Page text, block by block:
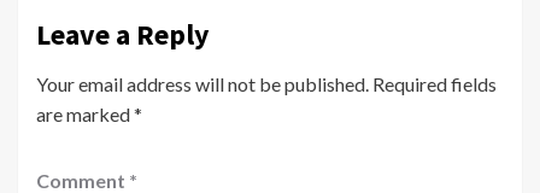
Leave a Reply
Your email address will not be published. Required fields
are marked*
Comment *